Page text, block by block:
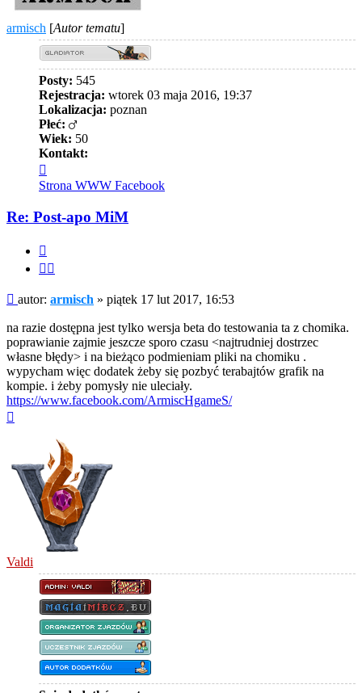
armisch [Autor tematu]
Posty: 545
Rejestracja: wtorek 03 maja 2016, 19:37
Lokalizacja: poznan
Płeć:
Wiek: 50
Kontakt:
się
z
armisch
Strona WWW Facebook
Re: Post-apo MiM
Post
autor: armisch » piątek 17 lut 2017, 16:53
na razie dostępna jest tylko wersja beta do testowania ta z chomika.
poprawianie zajmie jeszcze sporo czasu <najtrudniej dostrzec
własne błędy> i na bieżąco podmieniam pliki na chomiku .
wypycham więc dodatek żeby się pozbyć terabajtów grafik na
kompie. i żeby pomysły nie uleciały.
https://www.facebook.com/ArmiscHgameS/
Valdi